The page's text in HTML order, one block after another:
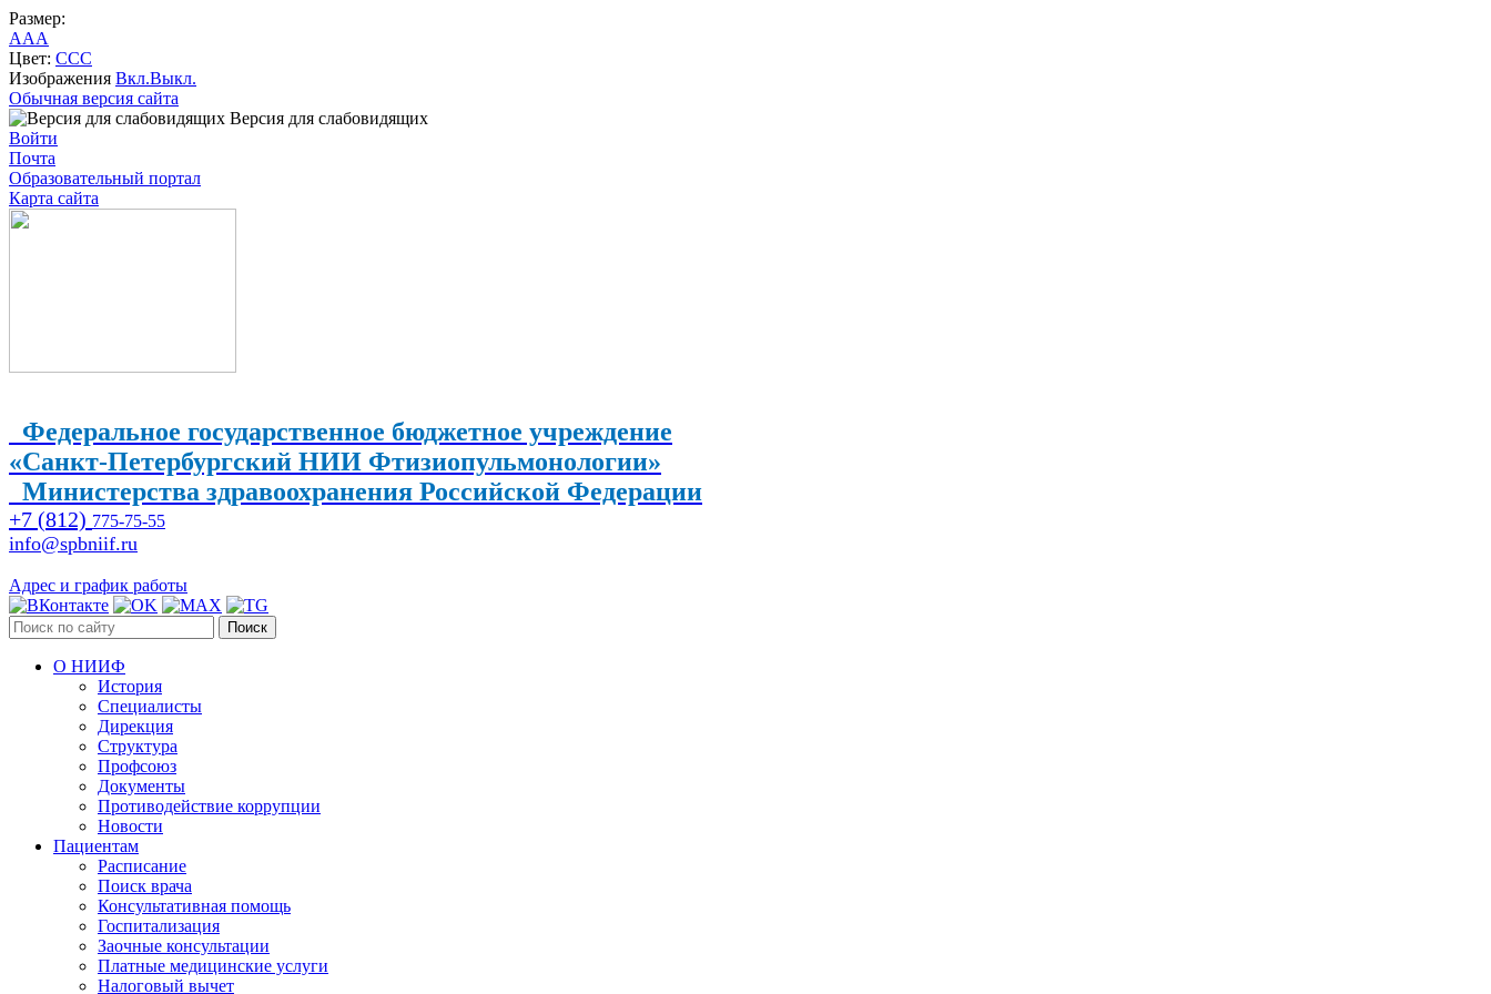
Размер:
AAA
Цвет: CCC
Изображения Вкл.Выкл.
Обычная версия сайта
Версия для слабовидящих
Войти
Почта
Образовательный портал
Карта сайта
Федеральное государственное бюджетное учреждение
«Санкт-Петербургский НИИ Фтизиопульмонологии»
Министерства здравоохранения Российской Федерации
+7 (812) 775-75-55
info@spbniif.ru
Адрес и график работы
Поиск
О НИИФ
История
Специалисты
Дирекция
Структура
Профсоюз
Документы
Противодействие коррупции
Новости
Пациентам
Расписание
Поиск врача
Консультативная помощь
Госпитализация
Заочные консультации
Платные медицинские услуги
Налоговый вычет